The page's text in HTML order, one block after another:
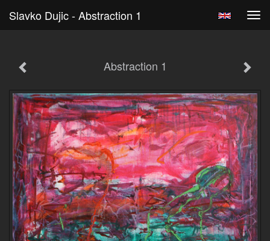
Slavko Dujic - Abstraction 1
Abstraction 1